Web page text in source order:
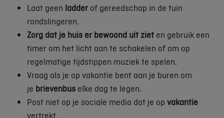
Laat geen ladder of gereedschap in de tuin
rondslingeren.
Zorg dat je huis er bewoond uit ziet en gebruik een
timer om het licht aan te schakelen of om op
regelmatige tijdstippen muziek te spelen.
Vraag als je op vakantie bent aan je buren om
je brievenbus elke dag te legen.
Post niet op je sociale media dat je op vakantie
vertrekt.